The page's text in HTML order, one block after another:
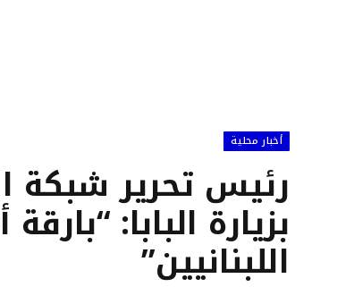
أخبار محلية
رئيس تحرير شبكة
بزيارة البابا:
اللبنانيين”